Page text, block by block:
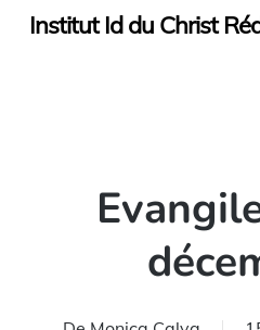
SkipInstitut Id du Christ